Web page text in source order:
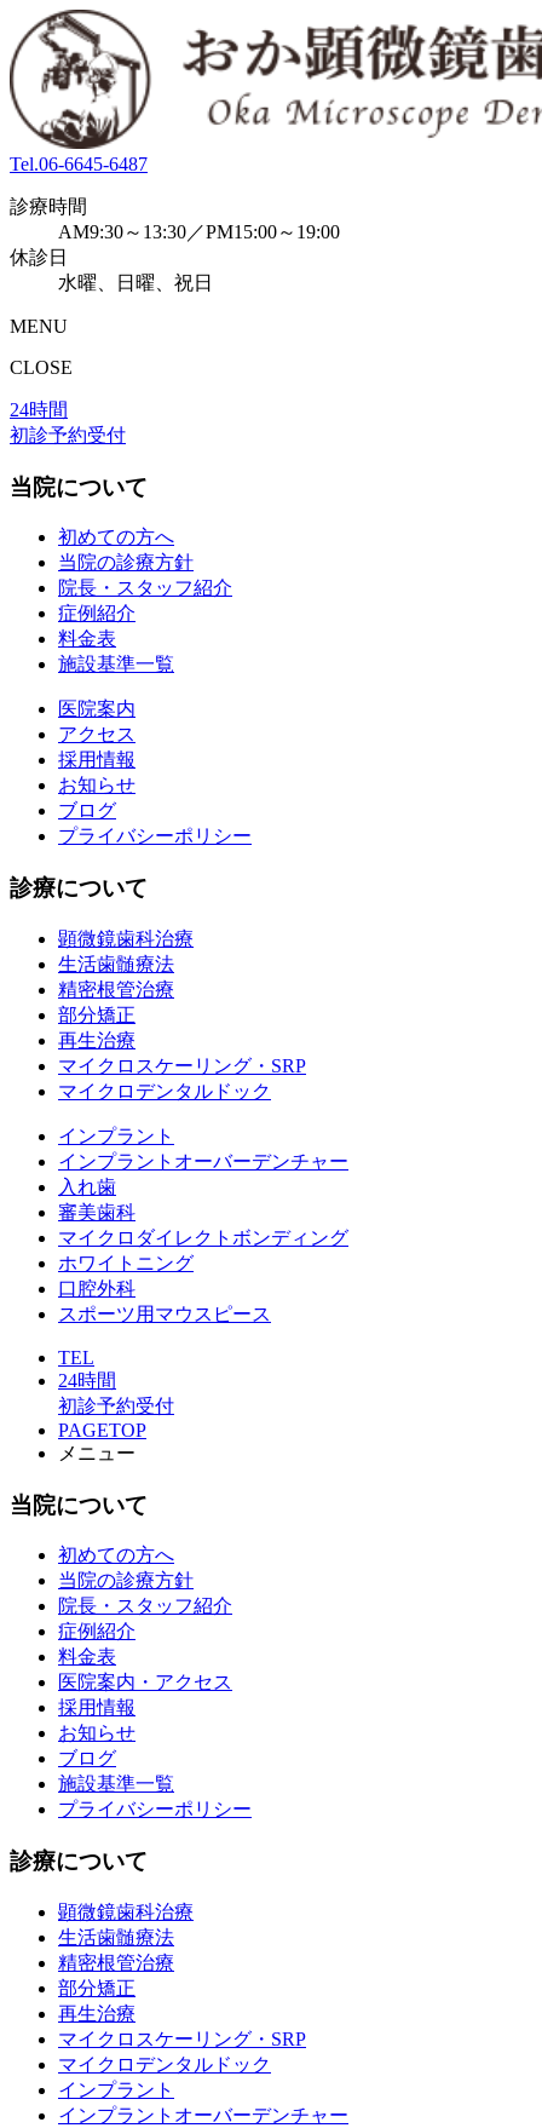
Tel.06-6645-6487
診療時間
AM9:30～13:30／PM15:00～19:00
休診日
水曜、日曜、祝日
MENU
CLOSE
24時間
初診予約受付
当院について
初めての方へ
当院の診療方針
院長・スタッフ紹介
症例紹介
料金表
施設基準一覧
医院案内
アクセス
採用情報
お知らせ
ブログ
プライバシーポリシー
診療について
顕微鏡歯科治療
生活歯髄療法
精密根管治療
部分矯正
再生治療
マイクロスケーリング・SRP
マイクロデンタルドック
インプラント
インプラントオーバーデンチャー
入れ歯
審美歯科
マイクロダイレクトボンディング
ホワイトニング
口腔外科
スポーツ用マウスピース
TEL
24時間
初診予約受付
PAGETOP
メニュー
当院について
初めての方へ
当院の診療方針
院長・スタッフ紹介
症例紹介
料金表
医院案内・アクセス
採用情報
お知らせ
ブログ
施設基準一覧
プライバシーポリシー
診療について
顕微鏡歯科治療
生活歯髄療法
精密根管治療
部分矯正
再生治療
マイクロスケーリング・SRP
マイクロデンタルドック
インプラント
インプラントオーバーデンチャー